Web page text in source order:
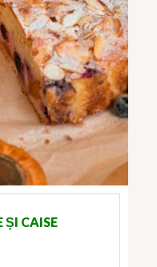
ȘI CAISE